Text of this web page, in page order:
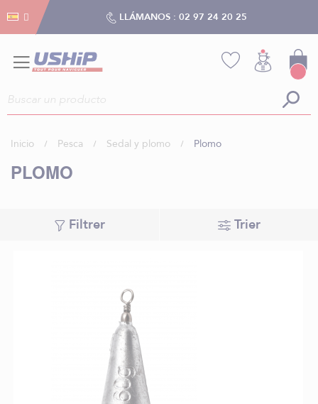
LLÁMANOS : 02 97 24 20 25
Inicio Pesca Sedal y plomo Plomo
PLOMO
Filtrer Trier
Gestión de cookies
Gestión de cookies